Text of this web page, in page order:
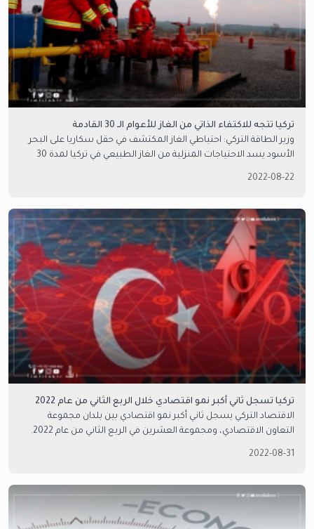
تركيا تتجه للاكتفاء الذاتي من الغاز للأعوام الـ 30 القادمة
وزير الطاقة التركي: احتياطي الغاز المكتشف في حقل سكاريا على البحر
الأسود يسد الاحتياجات المنزلية من الغاز الطبيعي في تركيا لمدة 30
2022-08-22
تركيا تسجل ثاني أكبر نمو اقتصادي خلال الربع الثاني من عام 2022
الاقتصاد التركي يسجل ثاني أكبر نمو اقتصادي بين بلدان مجموعة
التعاون الاقتصادي، ومجموعة العشرين في الربع الثاني من عام 2022.
2022-08-31